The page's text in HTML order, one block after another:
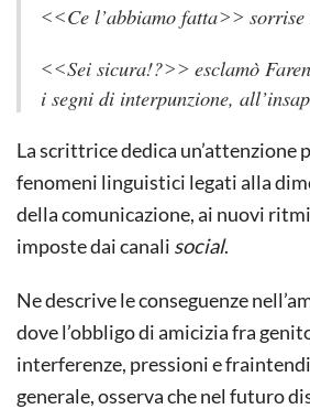
˂˂Ce l’abbiamo fatta˃˃ sorrise
˂˂Sei sicura!?˃˃ esclamò
i segni di interpunzione,
La scrittrice dedica un’attenzione
fenomeni linguistici legati alla
della comunicazione, ai nuovi
imposte dai canali social.
Ne descrive le conseguenze
dove l’obbligo di amicizia fra
interferenze, pressioni e
generale, osserva che nel futuro